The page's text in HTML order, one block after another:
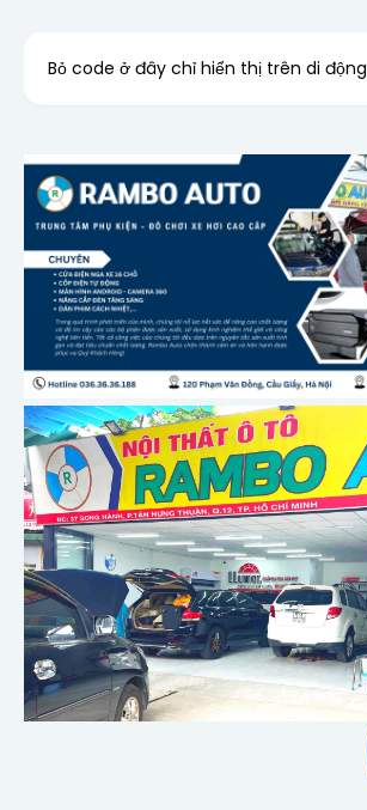
Bỏ code ở đây chỉ hiển thị trên di động